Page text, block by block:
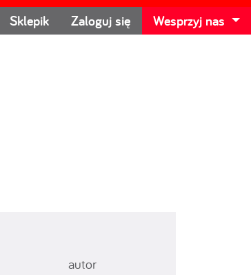
Sklepik Zaloguj się Wesprzyj nas
autor